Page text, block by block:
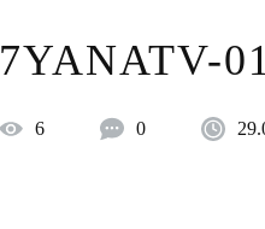
7YANATV-01
6 0